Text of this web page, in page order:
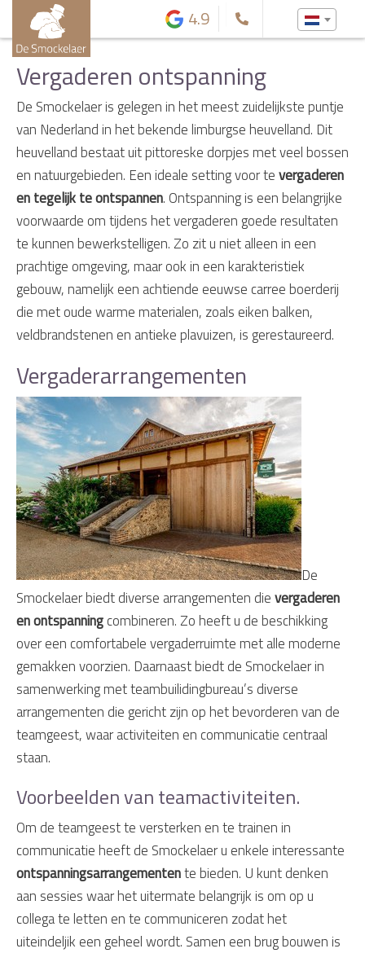
4.9
Vergaderen ontspanning
De Smockelaer is gelegen in het meest zuidelijkste puntje
van Nederland in het bekende limburgse heuvelland. Dit
heuvelland bestaat uit pittoreske dorpjes met veel bossen
en natuurgebieden. Een ideale setting voor tevergaderen
en tegelijk te ontspannen. Ontspanning is een belangrijke
voorwaarde om tijdens het vergaderen goede resultaten
te kunnen bewerkstelligen. Zo zit u niet alleen in een
prachtige omgeving, maar ook in een karakteristiek
gebouw, namelijk een achtiende eeuwse carree boerderij
die met oude warme materialen, zoals eiken balken,
veldbrandstenen en antieke plavuizen, is gerestaureerd.
Vergaderarrangementen
De
Smockelaer biedt diverse arrangementen dievergaderen
en ontspanningcombineren. Zo heeft u de beschikking
over een comfortabele vergaderruimte met alle moderne
gemakken voorzien. Daarnaast biedt de Smockelaer in
samenwerking met teambuilidingbureau’s diverse
arrangementen die gericht zijn op het bevorderen van de
teamgeest, waar activiteiten en communicatie centraal
staan.
Voorbeelden van teamactiviteiten.
Om de teamgeest te versterken en te trainen in
communicatie heeft de Smockelaer u enkele interessante
ontspanningsarrangementente bieden. U kunt denken
aan sessies waar het uitermate belangrijk is om op u
collega te letten en te communiceren zodat het
uiteindeljik een geheel wordt. Samen een brug bouwen is